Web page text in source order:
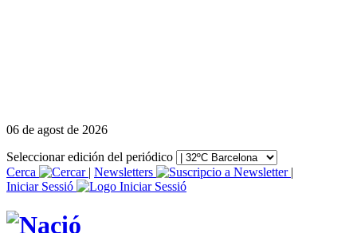
06 de agost de 2026
Seleccionar edición del periódico
Cerca
| Newsletters
|
Iniciar Sessió